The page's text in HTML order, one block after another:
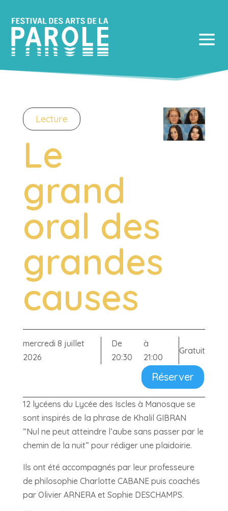
Lecture
Le
grand
oral des
grandes
causes
mercredi 8 juillet
2026
De
20:30
à
21:00
Gratuit
Réserver
12 lycéens du Lycée des Iscles à Manosque se
sont inspirés de la phrase de Khalil GIBRAN
“Nul ne peut atteindre l’aube sans passer par le
chemin de la nuit” pour rédiger une plaidoirie.
Ils ont été accompagnés par leur professeure
de philosophie Charlotte CABANE puis coachés
par Olivier ARNERA et Sophie DESCHAMPS.